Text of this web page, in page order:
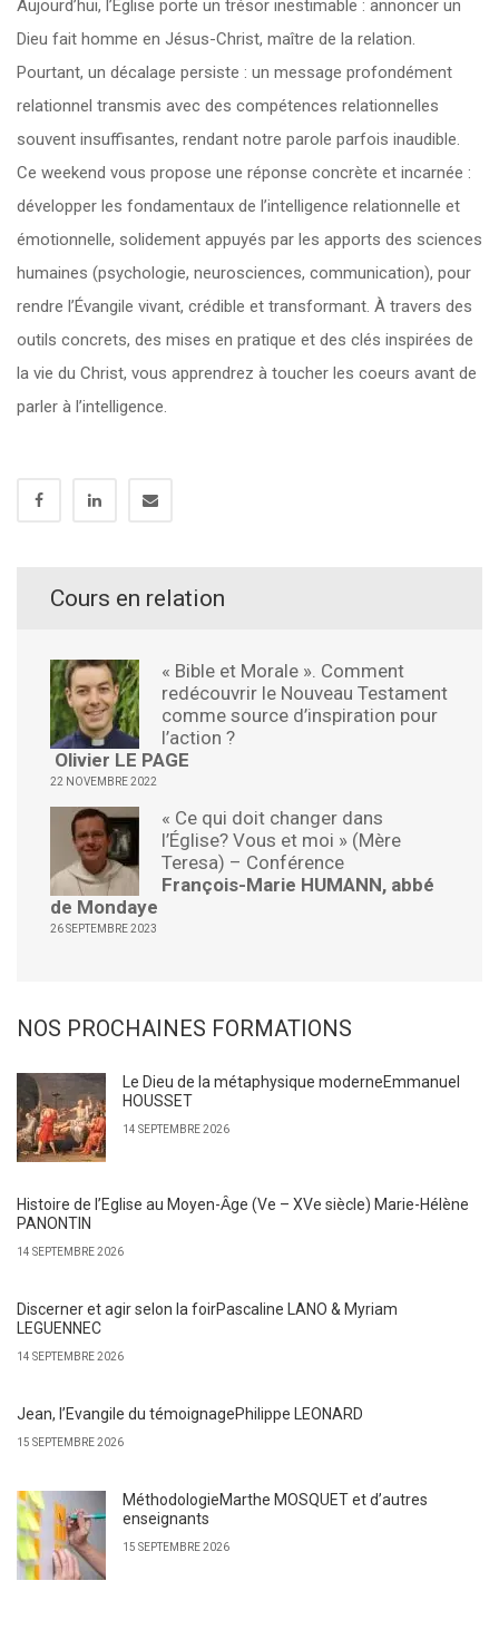
Aujourd’hui, l’Église porte un trésor inestimable : annoncer un
Dieu fait homme en Jésus-Christ, maître de la relation.
Pourtant, un décalage persiste : un message profondément
relationnel transmis avec des compétences relationnelles
souvent insuffisantes, rendant notre parole parfois inaudible.
Ce weekend vous propose une réponse concrète et incarnée :
développer les fondamentaux de l’intelligence relationnelle et
émotionnelle, solidement appuyés par les apports des sciences
humaines (psychologie, neurosciences, communication), pour
rendre l’Évangile vivant, crédible et transformant. À travers des
outils concrets, des mises en pratique et des clés inspirées de
la vie du Christ, vous apprendrez à toucher les coeurs avant de
parler à l’intelligence.
Cours en relation
« Bible et Morale ». Comment
redécouvrir le Nouveau Testament
comme source d’inspiration pour
l’action ?
Olivier LE PAGE
22 NOVEMBRE 2022
« Ce qui doit changer dans
l’Église? Vous et moi » (Mère
Teresa) – Conférence
François-Marie HUMANN, abbé
de Mondaye
26 SEPTEMBRE 2023
NOS PROCHAINES FORMATIONS
Le Dieu de la métaphysique moderneEmmanuel
HOUSSET
14 SEPTEMBRE 2026
Histoire de l’Eglise au Moyen-Ȃge (Ve – XVe siècle) Marie-Hélène
PANONTIN
14 SEPTEMBRE 2026
Discerner et agir selon la foirPascaline LANO & Myriam
LEGUENNEC
14 SEPTEMBRE 2026
Jean, l’Evangile du témoignagePhilippe LEONARD
15 SEPTEMBRE 2026
MéthodologieMarthe MOSQUET et d’autres
enseignants
15 SEPTEMBRE 2026